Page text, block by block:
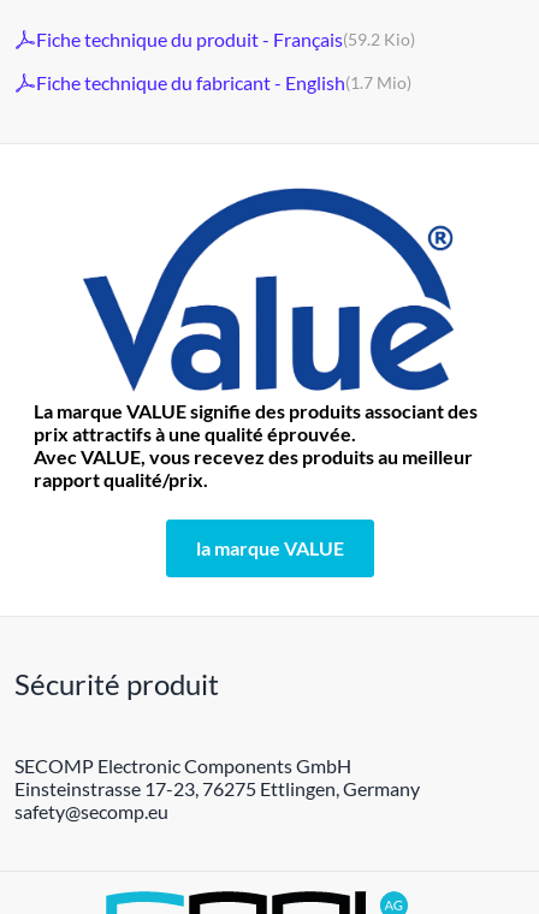
Fiche technique du produit - Français(59.2 Kio)
Fiche technique du fabricant - English(1.7 Mio)
La marque VALUE signifie des produits associant des
prix attractifs à une qualité éprouvée.
Avec VALUE, vous recevez des produits au meilleur
rapport qualité/prix.
la marque VALUE
Sécurité produit
SECOMP Electronic Components GmbH
Einsteinstrasse 17-23, 76275 Ettlingen, Germany
safety@secomp.eu